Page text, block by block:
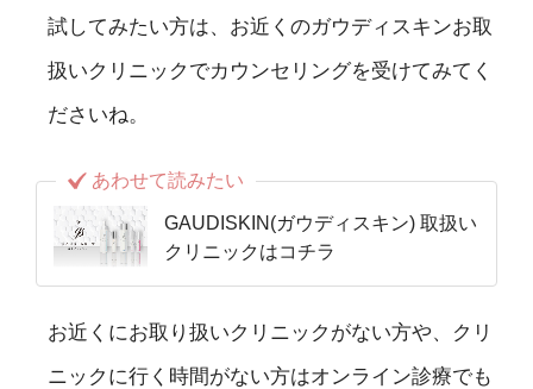
試してみたい方は、お近くのガウディスキンお取
扱いクリニックでカウンセリングを受けてみてく
ださいね。
あわせて読みたい
GAUDISKIN(ガウディスキン) 取扱い
クリニックはコチラ
お近くにお取り扱いクリニックがない方や、クリ
ニックに行く時間がない方はオンライン診療でも